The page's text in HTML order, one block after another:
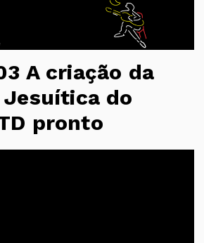
A criação da
do
pronto